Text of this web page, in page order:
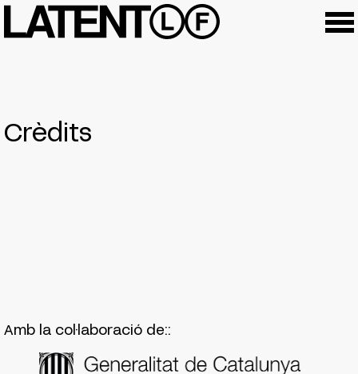
Crèdits
Amb la col·laboració de::